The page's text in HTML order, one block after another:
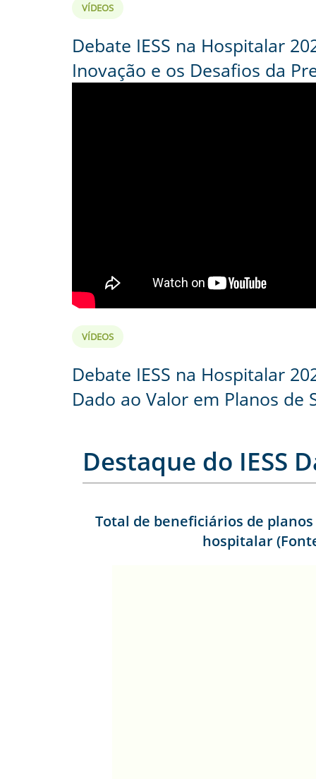
VÍDEOS
Debate IESS na Hospitalar
Inovação e os Desafios da
VÍDEOS
Debate IESS na Hospitalar
Dado ao Valor em Planos de
Destaque do IESS
Total de beneficiários de
hospitalar